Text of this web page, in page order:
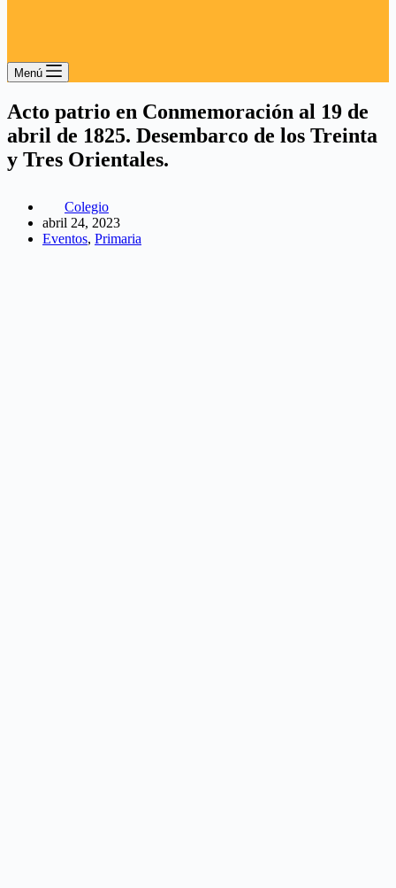
Menú
Acto patrio en Conmemoración al 19 de
abril de 1825. Desembarco de los Treinta
y Tres Orientales.
Colegio
abril 24, 2023
Eventos, Primaria